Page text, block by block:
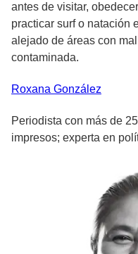
antes de visitar,
practicar surf o natación
alejado de áreas con
contaminada.
Roxana González
Periodista con más de
impresos; experta en